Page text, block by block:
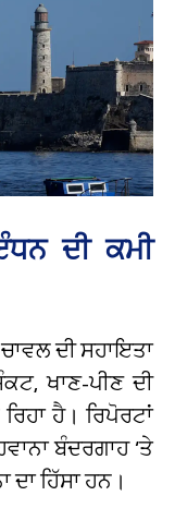
ਦੀ ਕਮੀ
ਦੀ ਸਹਾਇਤਾ
ਖਾਣ-ਪੀਣ ਦੀ
ਹੈ। ਰਿਪੋਰਟਾਂ
ਬੰਦਰਗਾਹ ‘ਤੇ
ਹਿੱਸਾ ਹਨ।